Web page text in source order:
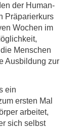
der Human-
Präparierkurs
Wochen im
Menschen
Ausbildung zur
ein
ersten Mal
arbeitet,
sich selbst